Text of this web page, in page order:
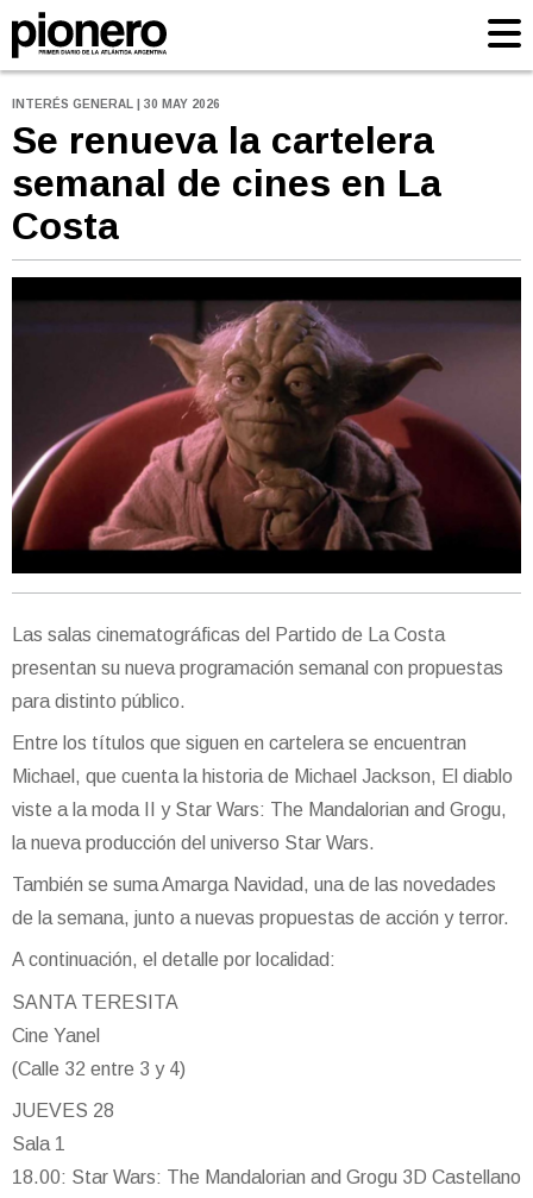
INTERÉS GENERAL | 30 MAY 2026
Se renueva la cartelera
semanal de cines en La
Costa
Las salas cinematográficas del Partido de La Costa
presentan su nueva programación semanal con propuestas
para distinto público.
Entre los títulos que siguen en cartelera se encuentran
Michael, que cuenta la historia de Michael Jackson, El diablo
viste a la moda II y Star Wars: The Mandalorian and Grogu,
la nueva producción del universo Star Wars.
También se suma Amarga Navidad, una de las novedades
de la semana, junto a nuevas propuestas de acción y terror.
A continuación, el detalle por localidad:
SANTA TERESITA
Cine Yanel
(Calle 32 entre 3 y 4)
JUEVES 28
Sala 1
18.00: Star Wars: The Mandalorian and Grogu 3D Castellano